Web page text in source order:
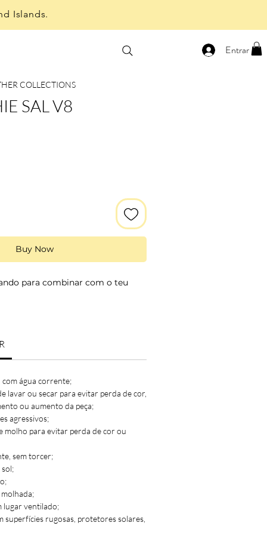
Islands.
Entrar
COLLECTIONS
SAL V8
Buy Now
para combinar com o teu
com água corrente;
lavar ou secar para evitar perda de cor,
ou aumento da peça;
agressivos;
molho para evitar perda de cor ou
sem torcer;
lugar ventilado;
superfícies rugosas, protetores solares,